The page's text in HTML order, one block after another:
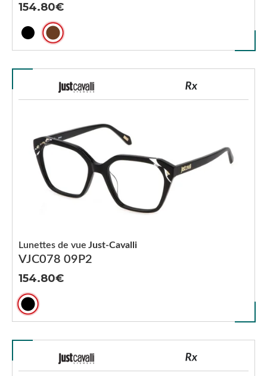
154.80
VJC078 09P2
Lunettes de vue Just-Cavalli
154.80